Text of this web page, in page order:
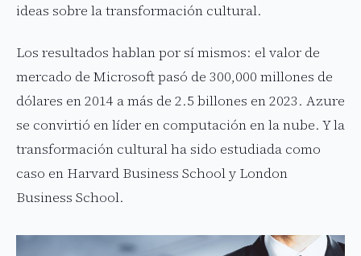
ideas sobre la transformación cultural.
Los resultados hablan por sí mismos: el valor de
mercado de Microsoft pasó de 300,000 millones de
dólares en 2014 a más de 2.5 billones en 2023. Azure
se convirtió en líder en computación en la nube. Y la
transformación cultural ha sido estudiada como
caso en Harvard Business School y London
Business School.